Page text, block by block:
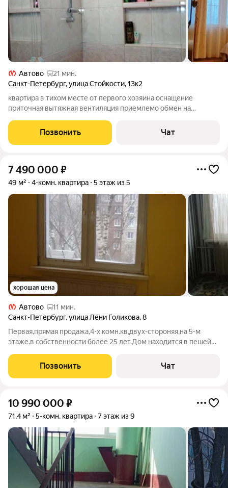
Автово
21 мин.
Санкт-Петербург,улица Стойкости,13к2
квартира в тихом месте от первого хозяина оснащение
приточная вытяжная вентиляция приемлемо обмен на
Позвонить Чат
7 490 000 ₽
49 м² 4-комн. квартира 5 этаж из 5
хорошая цена
Автово
11 мин.
Санкт-Петербург,улица Лёни Голикова,8
Первая,прямая продажа,4-х комн.кв,двух-стороняя,на 5-м
этаже.в собственности более 25 лет.Дом находится в пешей
парк.шикарное место для прогулокюВСЕ рядом:
Позвонить Чат
10 990 000 ₽
71,4 м² 5-комн. квартира 7 этаж из 9